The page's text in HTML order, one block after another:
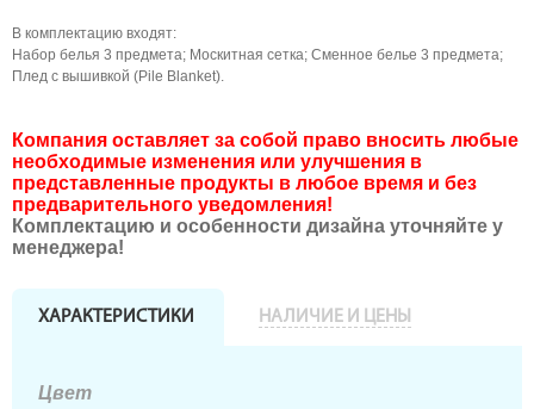
В комплектацию входят:
Набор белья 3 предмета; Москитная сетка; Сменное белье 3 предмета;
Плед с вышивкой (Pile Blanket).
Компания оставляет за собой право вносить любые
необходимые изменения или улучшения в
представленные продукты в любое время и без
предварительного уведомления!
Комплектацию и особенности дизайна уточняйте у
менеджера!
ХАРАКТЕРИСТИКИ НАЛИЧИЕ И ЦЕНЫ
Цвет